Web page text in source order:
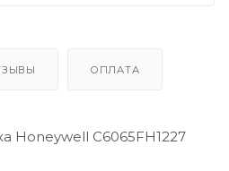
ОПЛАТА
Honeywell C6065FH1227